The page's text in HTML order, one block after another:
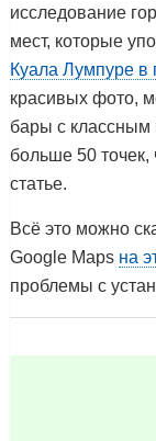
исследование
мест, которые
Куала Лумпуре в
красивых фото,
бары с классным
больше 50 точек,
статье.
Всё это можно
Google Maps на
проблемы с